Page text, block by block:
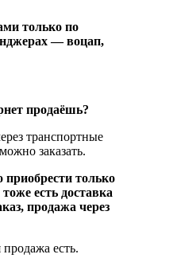
только по
— воцап,
продаёшь?
транспортные
заказать.
только
есть доставка
продажа через
продажа есть.